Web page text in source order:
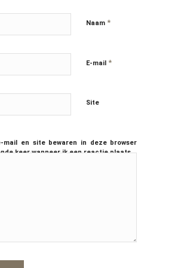
Naam *
E-mail *
Site
mail en site bewaren in deze browser
keer wanneer ik een reactie plaats.